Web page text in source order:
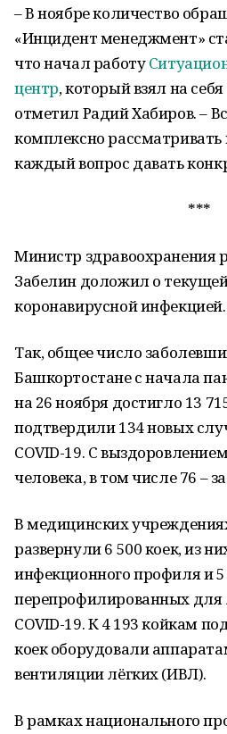
– В ноябре количество
«Инцидент менеджмент»
что начал работу
центр, который взял на
отметил Радий Хабиров. –
комплексно рассматривать
каждый вопрос давать
***
Министр здравоохранения
Забелин доложил о
коронавирусной инфекцией.
Так, общее число
Башкортостане с начала
на 26 ноября достигло 13
подтвердили 134 новых
COVID-19. С
человека, в том числе 76 –
В медицинских
развернули 6 500 коек, из
инфекционного профиля и 5
перепрофилированных для
COVID-19. К 4 193 койкам
коек оборудовали
вентиляции лёгких (ИВЛ).
В рамках национального